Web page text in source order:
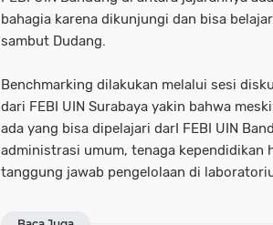
bahagia karena dikunjungi dan bisa belajar
sambut Dudang.
Benchmarking dilakukan melalui sesi
dari FEBI UIN Surabaya yakin bahwa
ada yang bisa dipelajari darI FEBI UIN
administrasi umum, tenaga kependidikan
tanggung jawab pengelolaan di